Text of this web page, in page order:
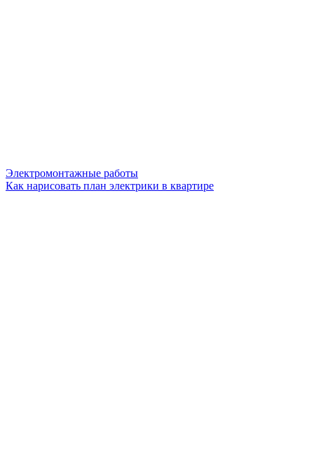
Электромонтажные работы
Как нарисовать план электрики в квартире